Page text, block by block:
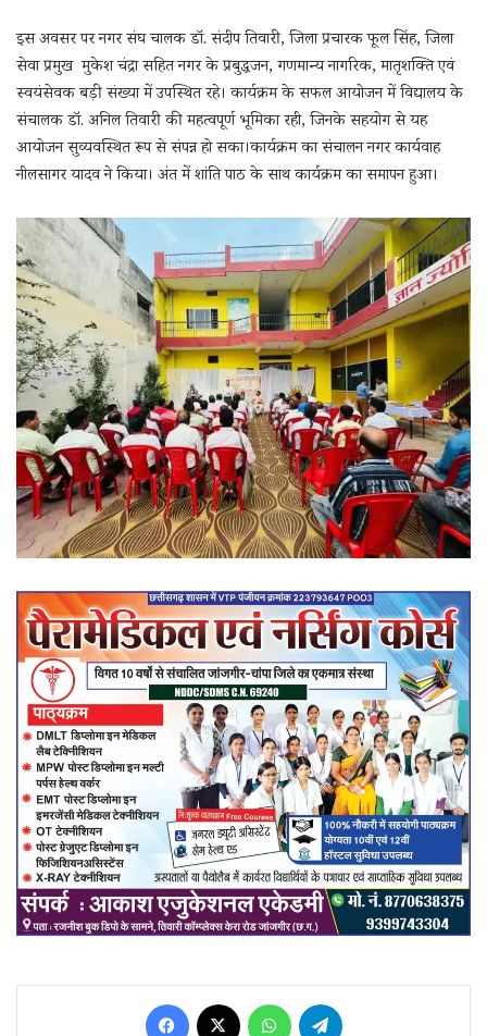
इस अवसर पर नगर संघ चालक डॉ. संदीप तिवारी, जिला प्रचारक फूल सिंह, जिला
सेवा प्रमुख मुकेश चंद्रा सहित नगर के प्रबुद्धजन, गणमान्य नागरिक, मातृशक्ति एवं
स्वयंसेवक बड़ी संख्या में उपस्थित रहे। कार्यक्रम के सफल आयोजन में विद्यालय के
संचालक डॉ. अनिल तिवारी की महत्वपूर्ण भूमिका रही, जिनके सहयोग से यह
आयोजन सुव्यवस्थित रूप से संपन्न हो सका।कार्यक्रम का संचालन नगर कार्यवाह
नीलसागर यादव ने किया। अंत में शांति पाठ के साथ कार्यक्रम का समापन हुआ।
Facebook WhatsApp